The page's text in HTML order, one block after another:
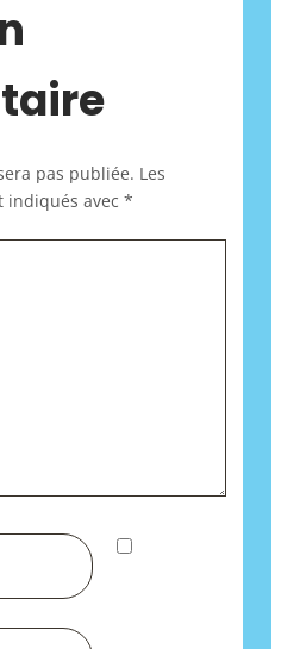
pas publiée. Les
indiqués avec *